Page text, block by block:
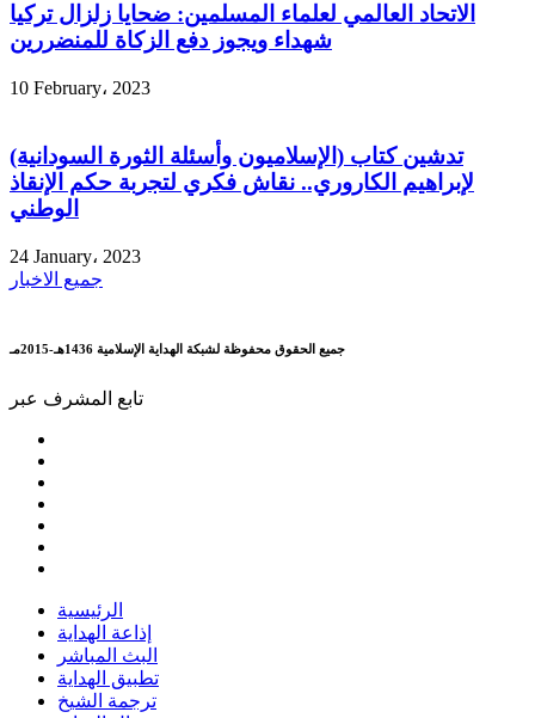
الاتحاد العالمي لعلماء المسلمين: ضحايا زلزال تركيا
شهداء ويجوز دفع الزكاة للمنضررين
10 February، 2023
تدشين كتاب (الإسلاميون وأسئلة الثورة السودانية)
لإبراهيم الكاروري.. نقاش فكري لتجربة حكم الإنقاذ
الوطني
24 January، 2023
جميع الاخبار
جميع الحقوق محفوظة لشبكة الهداية الإسلامية 1436هـ-2015مـ
تابع المشرف عبر
الرئيسية
إذاعة الهداية
البث المباشر
تطبيق الهداية
ترجمة الشيخ